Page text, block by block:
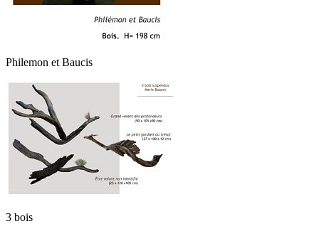
Philemon et Baucis
3 bois